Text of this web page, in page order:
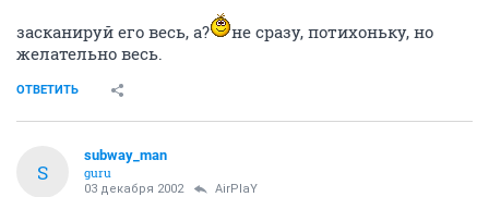
засканируй его весь, а?
не сразу, потихоньку, но
желательно весь.
ОТВЕТИТЬ
S
subway_man
guru
03 декабря 2002 AirPlaY